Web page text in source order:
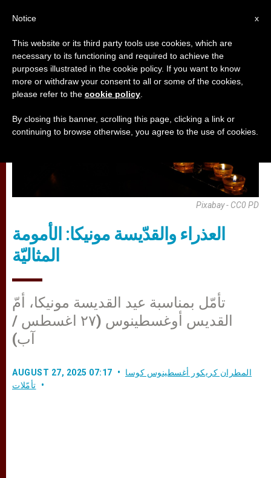
تأمّلات
Pixabay - CC0 PD
العذراء والقدّيسة مونيكا: الأمومة
المثاليّة
تأمّل بمناسبة عيد القديسة مونيكا، أمّ
القديس أوغسطينوس (٢٧ اغسطس /
آب)
AUGUST 27, 2025 07:17
المطران كريكور أغسطينوس كوسا
تأمّلات
x
Notice
This website or its third party tools use cookies, which are
necessary to its functioning and required to achieve the
purposes illustrated in the cookie policy. If you want to know
more or withdraw your consent to all or some of the cookies,
please refer to the cookie policy
By closing this banner, scrolling this page, clicking a link or
continuing to browse otherwise, you agree to the use of cookies.